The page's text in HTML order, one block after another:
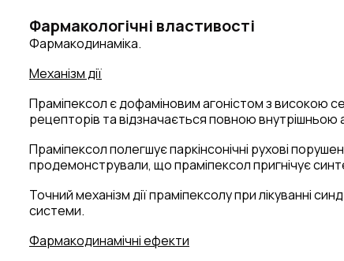
Фармакологічні властивості
Фармакодинаміка.
Механізм дії
Праміпексол є дофаміновим агоністом з високою
рецепторів та відзначається повною внутрішньою
Праміпексол полегшує паркінсонічні рухові
продемонстрували, що праміпексол пригнічує
Точний механізм дії праміпексолу при лікуванні
системи.
Фармакодинамічні ефекти